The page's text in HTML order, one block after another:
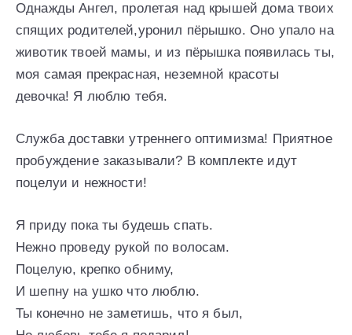
Однажды Ангел, пролетая над крышей дома твоих
спящих родителей,уронил пёрышко. Оно упало на
животик твоей мамы, и из пёрышка появилась ты,
моя самая прекрасная, неземной красоты
девочка! Я люблю тебя.
Служба доставки утреннего оптимизма! Приятное
пробуждение заказывали? В комплекте идут
поцелуи и нежности!
Я приду пока ты будешь спать.
Нежно проведу рукой по волосам.
Поцелую, крепко обниму,
И шепну на ушко что люблю.
Ты конечно не заметишь, что я был,